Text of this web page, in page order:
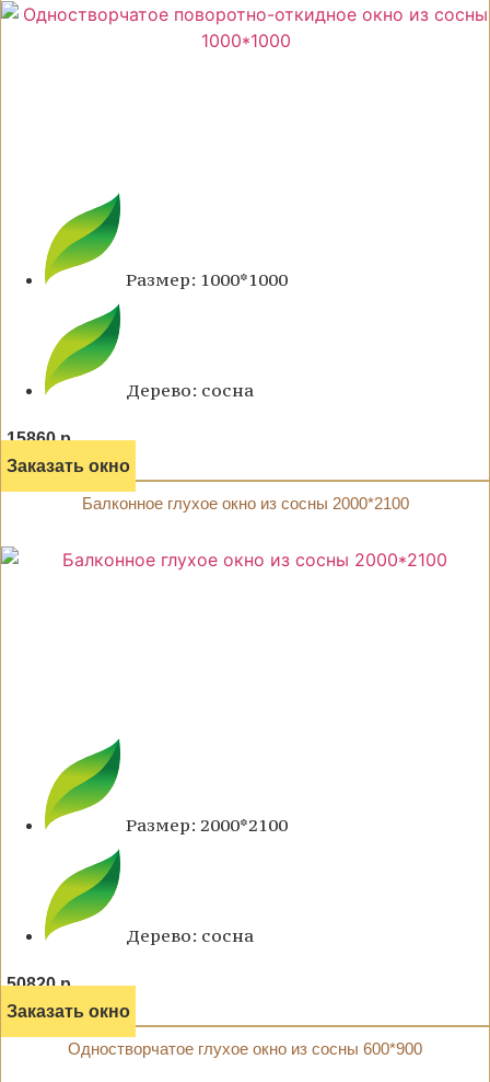
Размер: 1000*1000
Дерево: сосна
15860 р.
Заказать окно
Балконное глухое окно из сосны 2000*2100
Размер: 2000*2100
Дерево: сосна
50820 р.
Заказать окно
Одностворчатое глухое окно из сосны 600*900